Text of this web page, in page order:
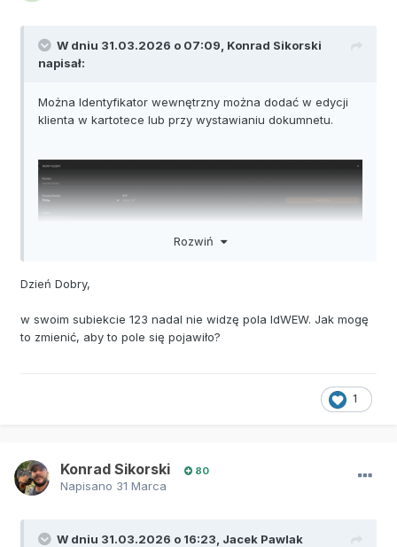
W dniu 31.03.2026 o 07:09, Konrad Sikorski
napisał:
Można Identyfikator wewnętrzny można dodać w edycji
klienta w kartotece lub przy wystawianiu dokumnetu.
Rozwiń
Dzień Dobry,
w swoim subiekcie 123 nadal nie widzę pola IdWEW. Jak mogę
to zmienić, aby to pole się pojawiło?
1
Konrad Sikorski 80
Napisano 31 Marca
W dniu 31.03.2026 o 16:23, Jacek Pawlak